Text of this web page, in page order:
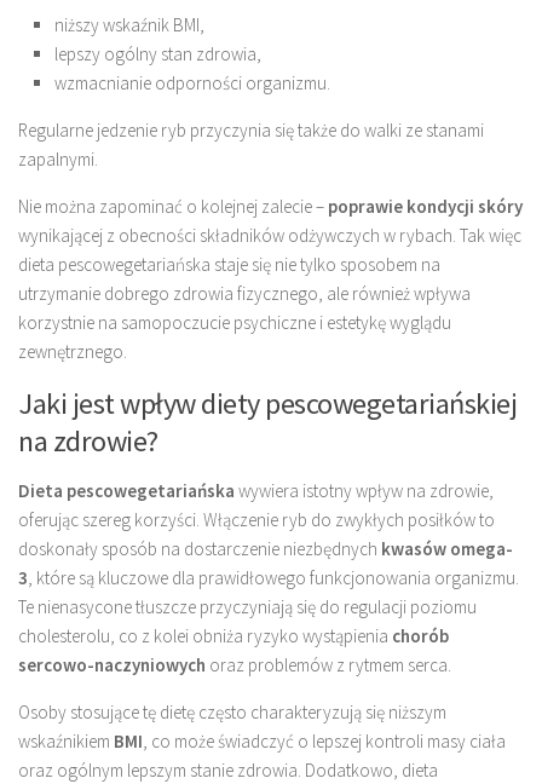
niższy wskaźnik BMI,
lepszy ogólny stan zdrowia,
wzmacnianie odporności organizmu.
Regularne jedzenie ryb przyczynia się także do walki ze stanami
zapalnymi.
Nie można zapominać o kolejnej zalecie – poprawie kondycji skóry
wynikającej z obecności składników odżywczych w rybach. Tak więc
dieta pescowegetariańska staje się nie tylko sposobem na
utrzymanie dobrego zdrowia fizycznego, ale również wpływa
korzystnie na samopoczucie psychiczne i estetykę wyglądu
zewnętrznego.
Jaki jest wpływ diety pescowegetariańskiej
na zdrowie?
Dieta pescowegetariańska wywiera istotny wpływ na zdrowie,
oferując szereg korzyści. Włączenie ryb do zwykłych posiłków to
doskonały sposób na dostarczenie niezbędnych kwasów omega-
3, które są kluczowe dla prawidłowego funkcjonowania organizmu.
Te nienasycone tłuszcze przyczyniają się do regulacji poziomu
cholesterolu, co z kolei obniża ryzyko wystąpienia chorób
sercowo-naczyniowych oraz problemów z rytmem serca.
Osoby stosujące tę dietę często charakteryzują się niższym
wskaźnikiem BMI, co może świadczyć o lepszej kontroli masy ciała
oraz ogólnym lepszym stanie zdrowia. Dodatkowo, dieta